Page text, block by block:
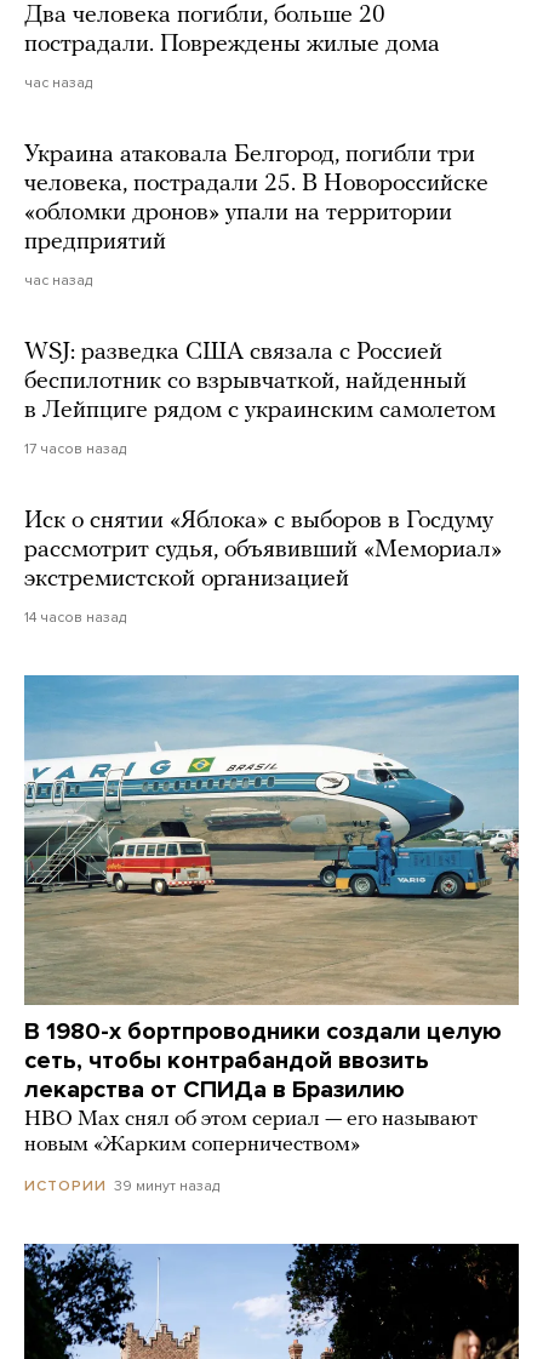
Два человека погибли, больше 20
пострадали. Повреждены жилые дома
час назад
Украина атаковала Белгород, погибли три
человека, пострадали 25. В Новороссийске
«обломки дронов» упали на территории
предприятий
час назад
WSJ: разведка США связала с Россией
беспилотник со взрывчаткой, найденный
в Лейпциге рядом с украинским самолетом
17 часов назад
Иск о снятии «Яблока» с выборов в Госдуму
рассмотрит судья, объявивший «Мемориал»
экстремистской организацией
14 часов назад
В 1980-х бортпроводники создали целую
сеть, чтобы контрабандой ввозить
лекарства от СПИДа в Бразилию
HBO Max снял об этом сериал — его называют
новым «Жарким соперничеством»
ИСТОРИИ 39 минут назад